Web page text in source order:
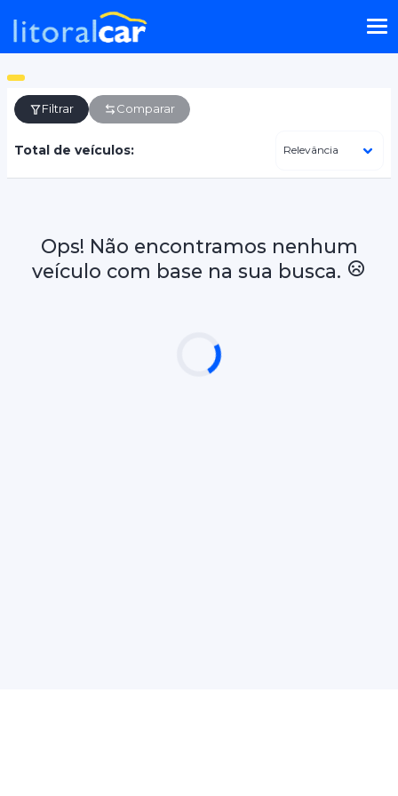
Filtrar Comparar
Total de veículos:
Ops! Não encontramos nenhum
veículo com base na sua busca.